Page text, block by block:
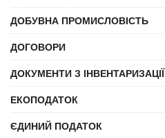
ДОБУВНА ПРОМИСЛОВІСТЬ
ДОГОВОРИ
ДОКУМЕНТИ З ІНВЕНТАРИЗАЦІЇ
ЕКОПОДАТОК
ЄДИНИЙ ПОДАТОК